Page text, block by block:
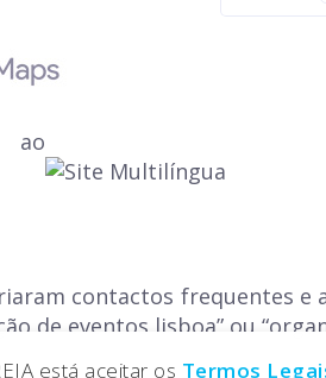
contactos frequentes e
de eventos lisboa” ou
está aceitar os Termos